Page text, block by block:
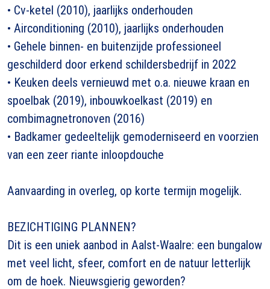
• Cv-ketel (2010), jaarlijks onderhouden
• Airconditioning (2010), jaarlijks onderhouden
• Gehele binnen- en buitenzijde professioneel
geschilderd door erkend schildersbedrijf in 2022
• Keuken deels vernieuwd met o.a. nieuwe kraan en
spoelbak (2019), inbouwkoelkast (2019) en
combimagnetronoven (2016)
• Badkamer gedeeltelijk gemoderniseerd en voorzien
van een zeer riante inloopdouche
Aanvaarding in overleg, op korte termijn mogelijk.
BEZICHTIGING PLANNEN?
Dit is een uniek aanbod in Aalst-Waalre: een bungalow
met veel licht, sfeer, comfort en de natuur letterlijk
om de hoek. Nieuwsgierig geworden?